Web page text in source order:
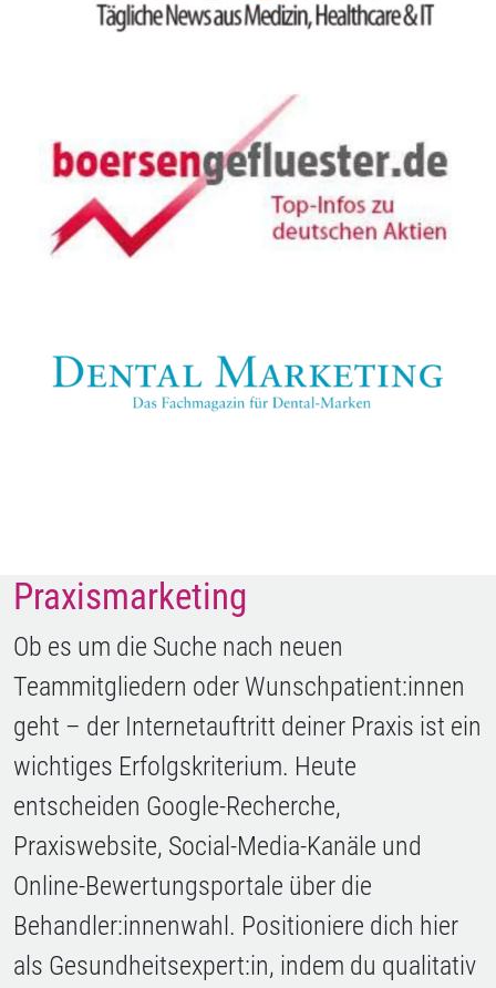
Praxismarketing
Ob es um die Suche nach neuen
Teammitgliedern oder Wunschpatient:innen
geht – der Internetauftritt deiner Praxis ist ein
wichtiges Erfolgskriterium. Heute
entscheiden Google-Recherche,
Praxiswebsite, Social-Media-Kanäle und
Online-Bewertungsportale über die
Behandler:innenwahl. Positioniere dich hier
als Gesundheitsexpert:in, indem du qualitativ